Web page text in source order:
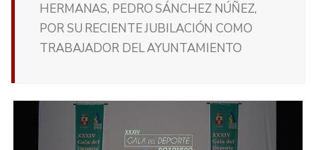
HERMANAS, PEDRO SÁNCHEZ NÚÑEZ,
POR SU RECIENTE JUBILACIÓN COMO
TRABAJADOR DEL AYUNTAMIENTO